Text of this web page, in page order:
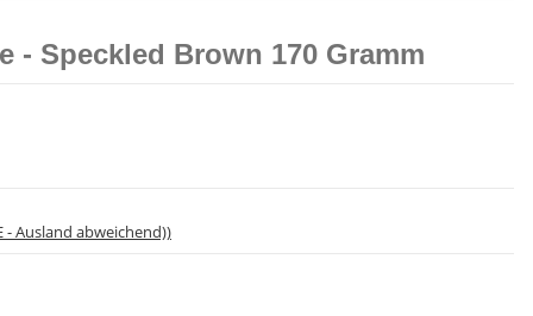
- Speckled Brown 170 Gramm
- Ausland abweichend))